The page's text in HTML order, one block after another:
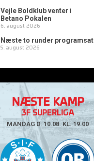
Vejle Boldklub venter i
Betano Pokalen
6. august 2026
Næste to runder programsat
5. august 2026
NÆSTE KAMP
3F SUPERLIGA
MANDAG D. 10.08. KL. 19.00